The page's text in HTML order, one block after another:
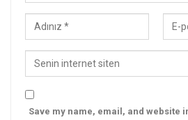
Save my name, email, and website